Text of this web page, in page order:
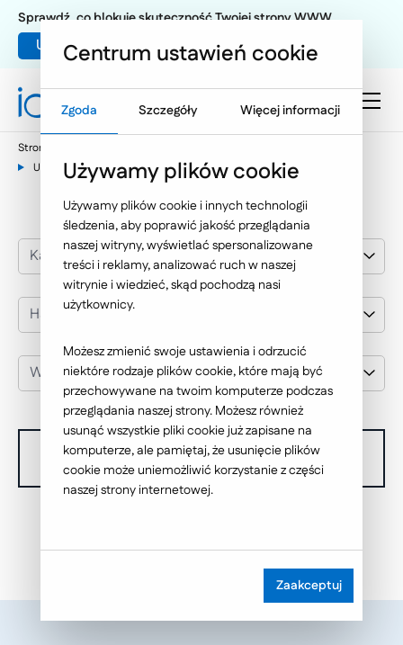
Umów warsztat UX
Sprawdź, co blokuje skuteczność Twojej strony WWW
Strona główna
Uniformix
Kategoria realizacji
Handel i usługi
Wybierz klienta
W chwili obecnej nie dysponujemy żadnymi realizacjami.
Centrum ustawień cookie
Zgoda Szczegóły Więcej informacji
Używamy plików cookie
Używamy plików cookie i innych technologii
śledzenia, aby poprawić jakość przeglądania
naszej witryny, wyświetlać spersonalizowane
treści i reklamy, analizować ruch w naszej
witrynie i wiedzieć, skąd pochodzą nasi
użytkownicy.
Możesz zmienić swoje ustawienia i odrzucić
niektóre rodzaje plików cookie, które mają być
przechowywane na twoim komputerze podczas
przeglądania naszej strony. Możesz również
usunąć wszystkie pliki cookie już zapisane na
komputerze, ale pamiętaj, że usunięcie plików
cookie może uniemożliwić korzystanie z części
naszej strony internetowej.
Zaakceptuj